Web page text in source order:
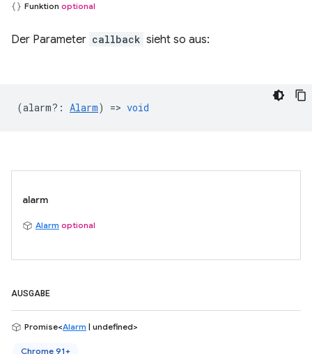
Funktion optional
Der Parameter callback sieht so aus:
(alarm? : Alarm) => void
alarm
Alarm optional
AUSGABE
Promise<Alarm | undefined>
Chrome 91+